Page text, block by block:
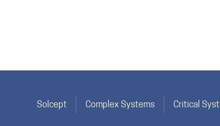
Solcept Complex Systems Critical